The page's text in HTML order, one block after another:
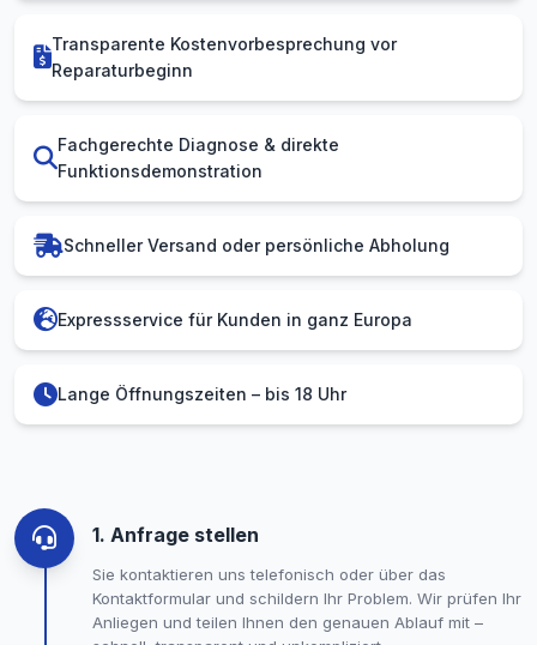
Transparente Kostenvorbesprechung vor
Reparaturbeginn
Fachgerechte Diagnose & direkte
Funktionsdemonstration
Schneller Versand oder persönliche Abholung
Expressservice für Kunden in ganz Europa
Lange Öffnungszeiten – bis 18 Uhr
1. Anfrage stellen
Sie kontaktieren uns telefonisch oder über das
Kontaktformular und schildern Ihr Problem. Wir prüfen Ihr
Anliegen und teilen Ihnen den genauen Ablauf mit –